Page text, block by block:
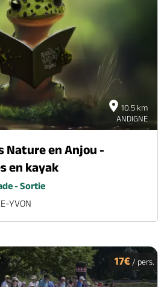
10.5 km
ANDIGNE
Nature en Anjou -
en kayak
- Sortie
YVON
17€ / pers.